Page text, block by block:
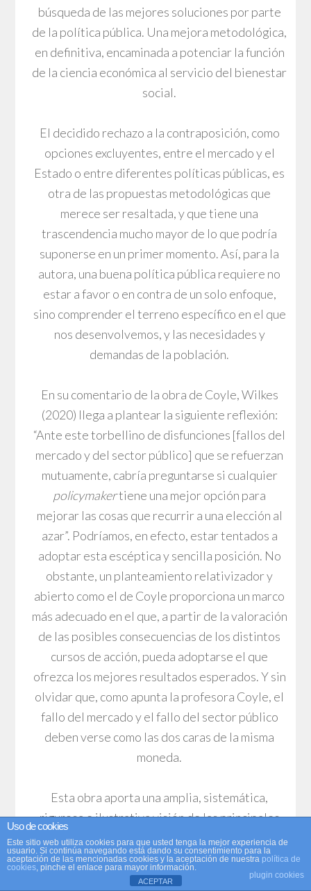
búsqueda de las mejores soluciones por parte
de la política pública. Una mejora metodológica,
en definitiva, encaminada a potenciar la función
de la ciencia económica al servicio del bienestar
social.
El decidido rechazo a la contraposición, como
opciones excluyentes, entre el mercado y el
Estado o entre diferentes políticas públicas, es
otra de las propuestas metodológicas que
merece ser resaltada, y que tiene una
trascendencia mucho mayor de lo que podría
suponerse en un primer momento. Así, para la
autora, una buena política pública requiere no
estar a favor o en contra de un solo enfoque,
sino comprender el terreno específico en el que
nos desenvolvemos, y las necesidades y
demandas de la población.
En su comentario de la obra de Coyle, Wilkes
(2020) llega a plantear la siguiente reflexión:
“Ante este torbellino de disfunciones [fallos del
mercado y del sector público] que se refuerzan
mutuamente, cabría preguntarse si cualquier
policymakertiene una mejor opción para
mejorar las cosas que recurrir a una elección al
azar”. Podríamos, en efecto, estar tentados a
adoptar esta escéptica y sencilla posición. No
obstante, un planteamiento relativizador y
abierto como el de Coyle proporciona un marco
más adecuado en el que, a partir de la valoración
de las posibles consecuencias de los distintos
cursos de acción, pueda adoptarse el que
ofrezca los mejores resultados esperados. Y sin
olvidar que, como apunta la profesora Coyle, el
fallo del mercado y el fallo del sector público
deben verse como las dos caras de la misma
moneda.
Esta obra aporta una amplia, sistemática,
rigurosa e ilustrativa visión de las principales
cuestiones relacionadas con el papel del sector
público y del mercado en la economía. Para
Coyle, aunque en ocasiones ambas instancias
Uso de cookies
Este sitio web utiliza cookies para que usted tenga la mejor experiencia de
usuario. Si continúa navegando está dando su consentimiento para la
aceptación de las mencionadas cookies y la aceptación de nuestra política de
cookies, pinche el enlace para mayor información.
plugin cookies
ACEPTAR